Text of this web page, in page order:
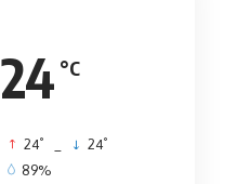
24 °C
24° 24°
89%